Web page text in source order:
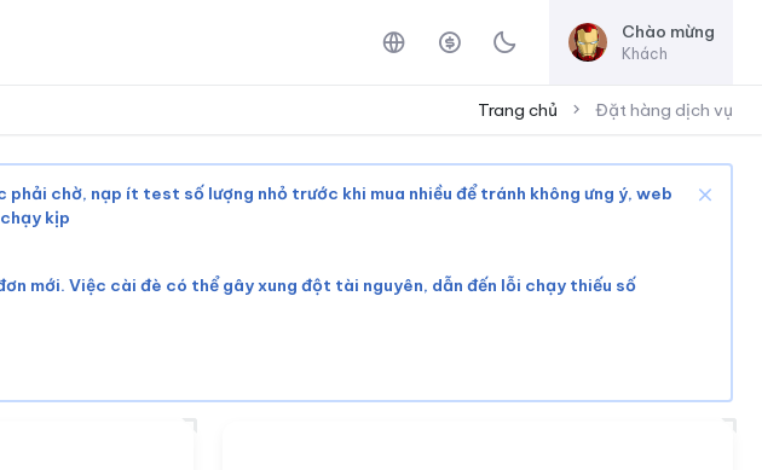
Chào mừng
Khách
Trang chủ Đặt hàng dịch vụ
chờ, nạp ít test số lượng nhỏ trước khi mua nhiều để tránh không ưng ý, web
kịp
mới. Việc cài đè có thể gây xung đột tài nguyên, dẫn đến lỗi chạy thiếu số